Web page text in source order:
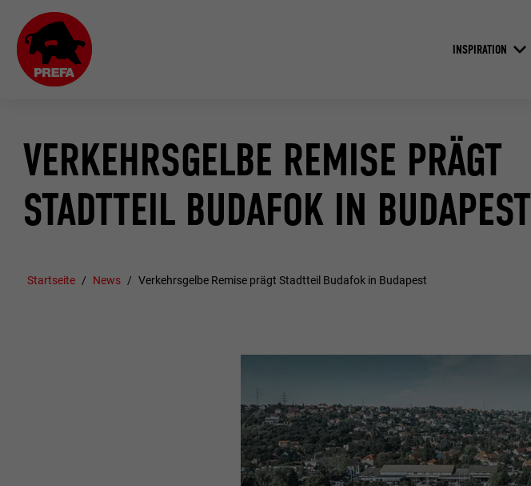
INSPIRATION
VERKEHRSGELBE REMISE PRÄGT
STADTTEIL BUDAFOK IN BUDAPEST
Startseite News Verkehrsgelbe Remise prägt Stadtteil Budafok in Budapest